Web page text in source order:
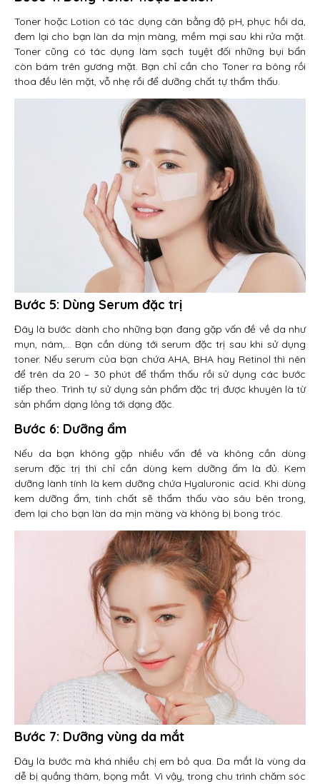
Toner hoặc Lotion có tác dụng cân bằng độ pH, phục hồi da,
đem lại cho bạn làn da mịn màng, mềm mại sau khi rửa mặt.
Toner cũng có tác dụng làm sạch tuyệt đối những bụi bẩn
còn bám trên gương mặt. Bạn chỉ cần cho Toner ra bông rồi
thoa đều lên mặt, vỗ nhẹ rồi để dưỡng chất tự thẩm thấu.
Bước 5: Dùng Serum đặc trị
Đây là bước dành cho những bạn đang gặp vấn đề về da như
mụn, nám,… Bạn cần dùng tới serum đặc trị sau khi sử dụng
toner. Nếu serum của bạn chứa AHA, BHA hay Retinol thì nên
để trên da 20 – 30 phút để thẩm thấu rồi sử dụng các bước
tiếp theo. Trình tự sử dụng sản phẩm đặc trị được khuyên là từ
sản phẩm dạng lỏng tới dạng đặc.
Bước 6: Dưỡng ẩm
Nếu da bạn không gặp nhiều vấn đề và không cần dùng
serum đặc trị thì chỉ cần dùng kem dưỡng ẩm là đủ. Kem
dưỡng lành tính là kem dưỡng chứa Hyaluronic acid. Khi dùng
kem dưỡng ẩm, tinh chất sẽ thẩm thấu vào sâu bên trong,
đem lại cho bạn làn da mịn màng và không bị bong tróc.
Bước 7: Dưỡng vùng da mắt
Đây là bước mà khá nhiều chị em bỏ qua. Da mắt là vùng da
dễ bị quầng thâm, bọng mắt. Vì vậy, trong chu trình chăm sóc